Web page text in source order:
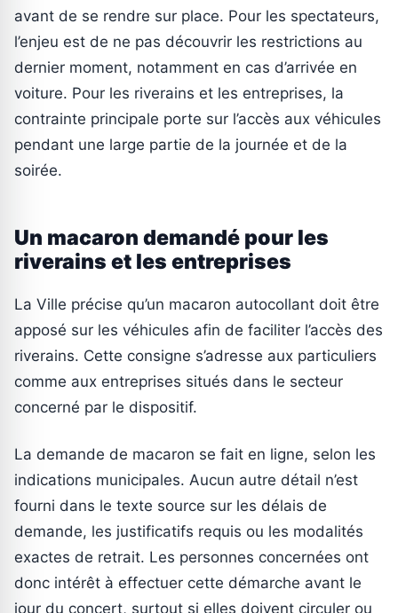
avant de se rendre sur place. Pour les spectateurs,
l’enjeu est de ne pas découvrir les restrictions au
dernier moment, notamment en cas d’arrivée en
voiture. Pour les riverains et les entreprises, la
contrainte principale porte sur l’accès aux véhicules
pendant une large partie de la journée et de la
soirée.
Un macaron demandé pour les
riverains et les entreprises
La Ville précise qu’un macaron autocollant doit être
apposé sur les véhicules afin de faciliter l’accès des
riverains. Cette consigne s’adresse aux particuliers
comme aux entreprises situés dans le secteur
concerné par le dispositif.
La demande de macaron se fait en ligne, selon les
indications municipales. Aucun autre détail n’est
fourni dans le texte source sur les délais de
demande, les justificatifs requis ou les modalités
exactes de retrait. Les personnes concernées ont
donc intérêt à effectuer cette démarche avant le
jour du concert, surtout si elles doivent circuler ou